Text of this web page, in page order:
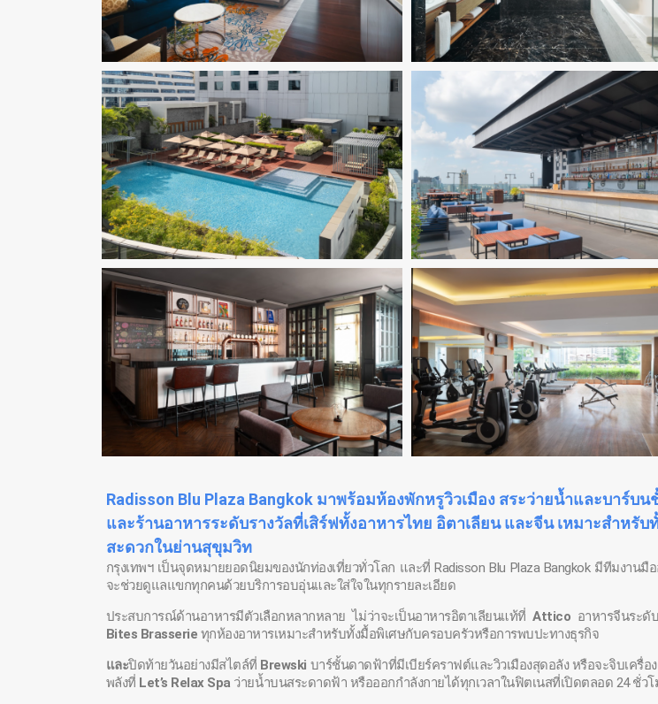
Radisson Blu Plaza Bangkok มาพร้อมห้องพักหรูวิวเมือง สระว่ายน้ำและบาร์
และร้านอาหารระดับรางวัลที่เสิร์ฟทั้งอาหารไทย อิตาเลียน และจีน เหมาะสำหรั
สะดวกในย่านสุขุมวิท
กรุงเทพฯ เป็นจุดหมายยอดนิยมของนักท่องเที่ยวทั่วโลก และที่ Radisson Blu Plaza Bangkok มีทีมงา
จะช่วยดูแลแขกทุกคนด้วยบริการอบอุ่นและใส่ใจในทุกรายละเอียด
ประสบการณ์ด้านอาหารมีตัวเลือกหลากหลาย ไม่ว่าจะเป็นอาหารอิตาเลียนแท้ที่Attico อาหารจีนระดั
Bites Brasserie ทุกห้องอาหารเหมาะสำหรับทั้งมื้อพิเศษกับครอบครัวหรือการพบปะทางธุรกิจ
และปิดท้ายวันอย่างมีสไตล์ที่ Brewski บาร์ชั้นดาดฟ้าที่มีเบียร์คราฟต์และวิวเมืองสุดอลัง หรือจะจิบเครื่อ
พลังที่ Let’s Relax Spa ว่ายน้ำบนสระดาดฟ้า หรือออกกำลังกายได้ทุกเวลาในฟิตเนสที่เปิดตลอด 24 ชั่วโ